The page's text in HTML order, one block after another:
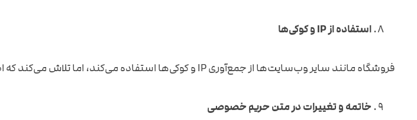
استفاده ازIP و کوکی‌ها
فروشگاه مانند سایر وب‌سایت‌ها از جمع‌آوری IP و کوکی‌ها استفاده می‌کند، اما تلاش می‌کند که اطلاعات کاربران را محافظت و از دسترسی‌های غیرقانونی جلوگیری کند.
خاتمه و تغییرات در متن حریم خصوصی